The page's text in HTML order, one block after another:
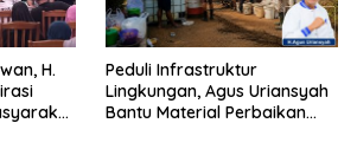
H.
Peduli Infrastruktur
Lingkungan, Agus Uriansyah
Bantu Material Perbaikan